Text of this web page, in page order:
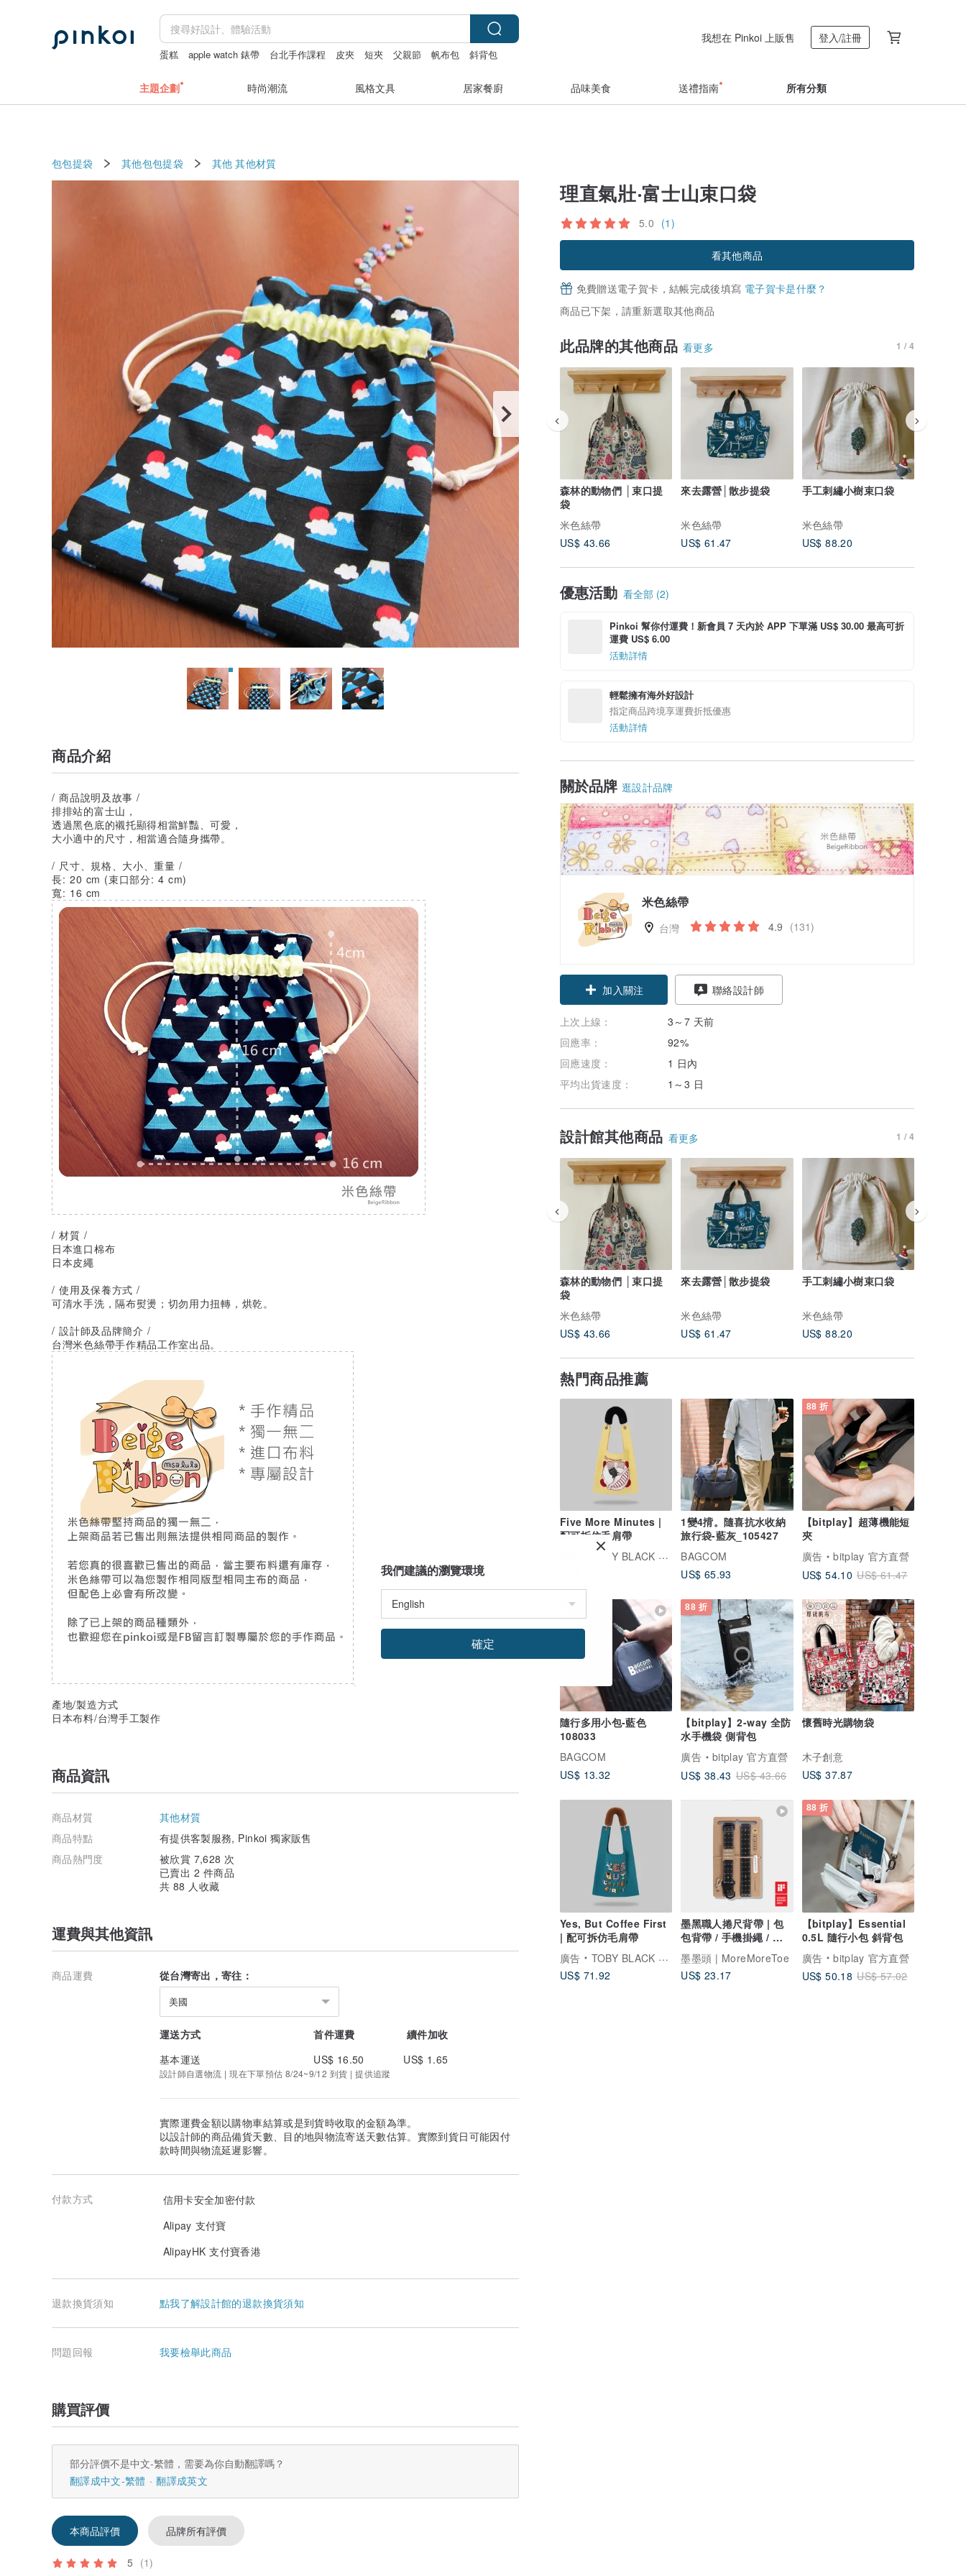
蛋糕 apple watch 錶帶 台北手作課程 皮夾 短夾 父親節 帆布包 斜背包
我想在 Pinkoi 上販售 登入/註冊
主題企劃 時尚潮流 風格文具 居家餐廚 品味美食 送禮指南 所有分類
包包提袋 其他包包提袋 其他 其他材質
理直氣壯‧富士山束口袋
5.0 (1)
看其他商品
免費贈送電子賀卡，結帳完成後填寫 電子賀卡是什麼？
商品已下架，請重新選取其他商品
此品牌的其他商品 看更多 1 / 4
森林的動物們 │束口提
袋
米色絲帶
US$ 43.66
來去露營│散步提袋
米色絲帶
US$ 61.47
手工刺繡小樹束口袋
米色絲帶
US$ 88.20
優惠活動 看全部 (2)
Pinkoi 幫你付運費！新會員 7 天內於 APP 下單滿 US$ 30.00 最高可折
運費 US$ 6.00
活動詳情
輕鬆擁有海外好設計
指定商品跨境享運費折抵優惠
活動詳情
關於品牌 逛設計品牌
米色絲帶
台灣 4.9 (131)
加入關注 聯絡設計師
上次上線：
3～7 天前
回應率：
92%
回應速度：
1 日內
平均出貨速度：
1～3 日
設計館其他商品 看更多 1 / 4
森林的動物們 │束口提
袋
米色絲帶
US$ 43.66
來去露營│散步提袋
米色絲帶
US$ 61.47
手工刺繡小樹束口袋
米色絲帶
US$ 88.20
熱門商品推薦
Five More Minutes |
配可拆仿毛肩帶
TOBY BLACK 托比小黑
1變4揹。隨喜抗水收納
旅行袋-藍灰_105427
BAGCOM
US$ 65.93
88 折
【bitplay】超薄機能短
夾
廣告
bitplay 官方直營
US$ 54.10 US$ 61.47
隨行多用小包-藍色
108033
BAGCOM
US$ 13.32
88 折
【bitplay】2-way 全防
水手機袋 側背包
廣告
bitplay 官方直營
US$ 38.43 US$ 43.66
懷舊時光購物袋
木子創意
US$ 37.87
Yes, But Coffee First
| 配可拆仿毛肩帶
廣告
TOBY BLACK 托比小黑
US$ 71.92
墨黑職人捲尺背帶 | 包
包背帶 / 手機掛繩 / 一
比一等比例可用
墨墨頭 | MoreMoreToe
US$ 23.17
88 折
【bitplay】Essential
0.5L 隨行小包 斜背包
廣告
bitplay 官方直營
US$ 50.18 US$ 57.02
商品介紹
/ 商品說明及故事 /
排排站的富士山，
透過黑色底的襯托顯得相當鮮豔、可愛，
大小適中的尺寸，相當適合隨身攜帶。
/ 尺寸、規格、大小、重量 /
長: 20 cm (束口部分: 4 cm)
寬: 16 cm
/ 材質 /
日本進口棉布
日本皮繩
/ 使用及保養方式 /
可清水手洗，隔布熨燙；切勿用力扭轉，烘乾。
/ 設計師及品牌簡介 /
台灣米色絲帶手作精品工作室出品。
產地/製造方式
日本布料/台灣手工製作
商品資訊
商品材質
其他材質
商品特點
有提供客製服務, Pinkoi 獨家販售
商品熱門度
被欣賞 7,628 次
已賣出 2 件商品
共 88 人收藏
運費與其他資訊
商品運費 從台灣寄出，寄往：
美國
運送方式 首件運費
續件加收
基本運送
US$ 16.50 US$ 1.65
設計師自選物流 | 現在下單預估 8/24~9/12 到貨 | 提供追蹤
實際運費金額以購物車結算或是到貨時收取的金額為準。
以設計師的商品備貨天數、目的地與物流寄送天數估算。實際到貨日可能因付
款時間與物流延遲影響。
付款方式
信用卡安全加密付款
Alipay 支付寶
AlipayHK 支付寶香港
退款換貨須知 點我了解設計館的退款換貨須知
問題回報 我要檢舉此商品
購買評價
部分評價不是中文-繁體，需要為你自動翻譯嗎？
翻譯成中文-繁體
翻譯成英文
本商品評價 品牌所有評價
5 (1)
我們建議的瀏覽環境
確定